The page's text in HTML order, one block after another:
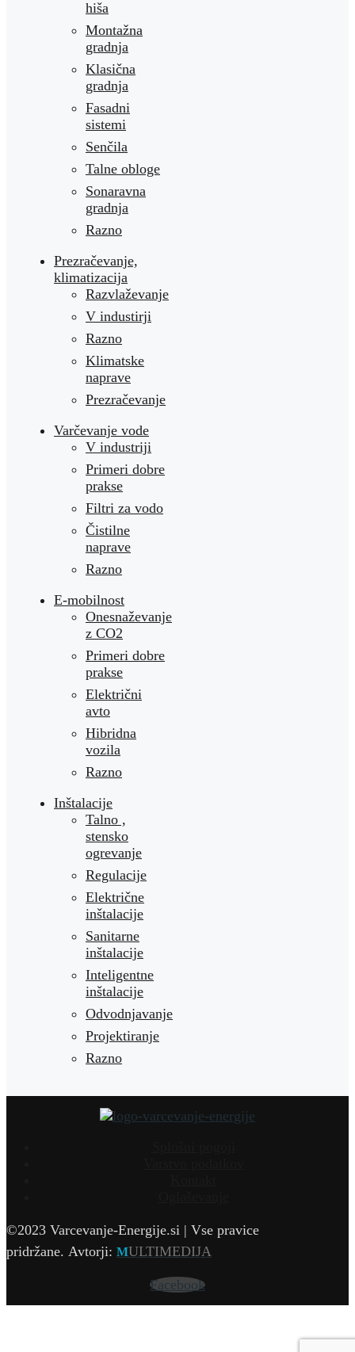
hiša
Montažna
gradnja
Klasična
gradnja
Fasadni
sistemi
Senčila
Talne obloge
Sonaravna
gradnja
Razno
Prezračevanje,
klimatizacija
Razvlaževanje
V industirji
Razno
Klimatske
naprave
Prezračevanje
Varčevanje vode
V industriji
Primeri dobre
prakse
Filtri za vodo
Čistilne
naprave
Razno
E-mobilnost
Onesnaževanje
z CO2
Primeri dobre
prakse
Električni
avto
Hibridna
vozila
Razno
Inštalacije
Talno ,
stensko
ogrevanje
Regulacije
Električne
inštalacije
Sanitarne
inštalacije
Inteligentne
inštalacije
Odvodnjavanje
Projektiranje
Razno
©2023 Varcevanje-Energije.si | Vse pravice
pridržane. Avtorji: MULTIMEDIJA
Facebook